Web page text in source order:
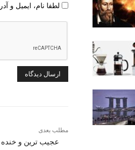
لطفا نام، ایمیل
مطلب بعدی
عجیب ‌ترین و خنده